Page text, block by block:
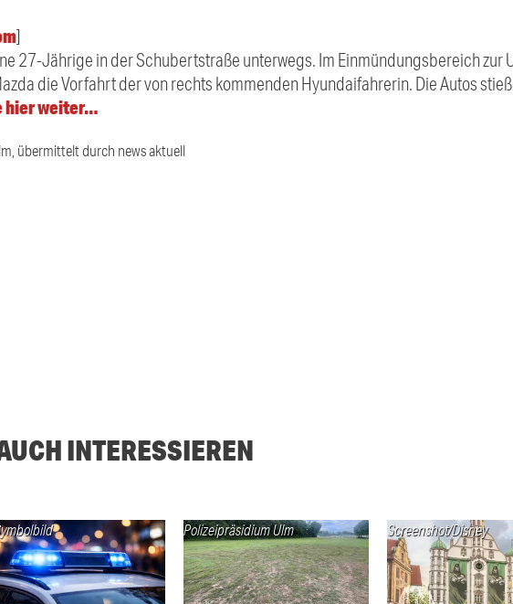
]
27-Jährige in der Schubertstraße unterwegs. Im Einmündungsbereich zur
die Vorfahrt der von rechts kommenden Hyundaifahrerin. Die Autos
hier weiter…
übermittelt durch news aktuell
INTERESSIEREN
Polizeipräsidium Ulm Screenshot/Disney